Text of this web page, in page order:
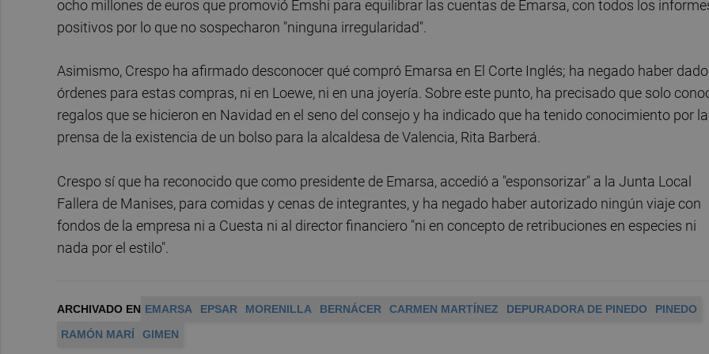
ocho millones de euros que promovió Emshi para equilibrar las cuentas de Emarsa, con todos los
positivos por lo que no sospecharon "ninguna irregularidad".
Asimismo, Crespo ha afirmado desconocer qué compró Emarsa en El Corte Inglés; ha negado haber dado
órdenes para estas compras, ni en Loewe, ni en una joyería. Sobre este punto, ha precisado que solo
regalos que se hicieron en Navidad en el seno del consejo y ha indicado que ha tenido conocimiento por la
prensa de la existencia de un bolso para la alcaldesa de Valencia, Rita Barberá.
Crespo sí que ha reconocido que como presidente de Emarsa, accedió a "esponsorizar" a la Junta Local
Fallera de Manises, para comidas y cenas de integrantes, y ha negado haber autorizado ningún viaje con
fondos de la empresa ni a Cuesta ni al director financiero "ni en concepto de retribuciones en especies ni
nada por el estilo".
ARCHIVADO EN EMARSA EPSAR MORENILLA BERNÁCER CARMEN MARTÍNEZ DEPURADORA DE PINEDO
PINEDO
RAMÓN MARÍ
GIMEN